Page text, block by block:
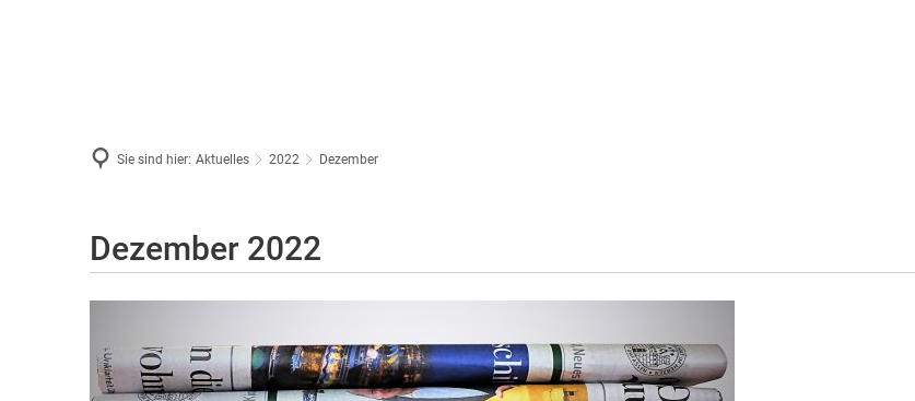
Sie sind hier: Aktuelles 2022 Dezember
DezemberDezember 2022